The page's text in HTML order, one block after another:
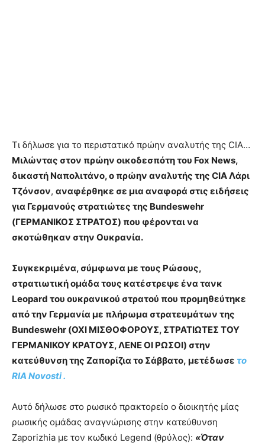
Τι δήλωσε για το περιστατικό πρώην αναλυτής της CIA…
Μιλώντας στον πρώην οικοδεσπότη του Fox News,
δικαστή Ναπολιτάνο, ο πρώην αναλυτής της CIA Λάρι
Τζόνσον, αναφέρθηκε σε μια αναφορά στις ειδήσεις
για Γερμανούς στρατιώτες της Bundeswehr
(ΓΕΡΜΑΝΙΚΟΣ ΣΤΡΑΤΟΣ) που φέρονται να
σκοτώθηκαν στην Ουκρανία.
Συγκεκριμένα, σύμφωνα με τους Ρώσους,
στρατιωτική ομάδα τους κατέστρεψε ένα τανκ
Leopard του ουκρανικού στρατού που προμηθεύτηκε
από την Γερμανία με πλήρωμα στρατευμάτων της
Bundeswehr (ΟΧΙ ΜΙΣΘΟΦΟΡΟΥΣ, ΣΤΡΑΤΙΩΤΕΣ ΤΟΥ
ΓΕΡΜΑΝΙΚΟΥ ΚΡΑΤΟΥΣ, ΛΕΝΕ ΟΙ ΡΩΣΟΙ) στην
κατεύθυνση της Ζαπορίζια το Σάββατο, μετέδωσε το
RIA Novosti .
Αυτό δήλωσε στο ρωσικό πρακτορείο ο διοικητής μίας
ρωσικής ομάδας αναγνώρισης στην κατεύθυνση
Zaporizhia με τον κωδικό Legend (θρύλος): «Όταν